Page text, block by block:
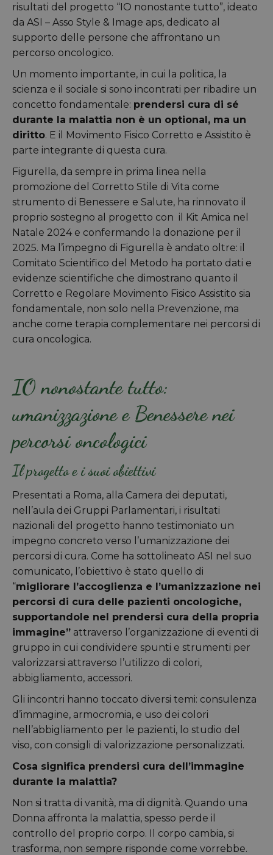
risultati del progetto “IO nonostante tutto”, ideato
da ASI – Asso Style & Image aps, dedicato al
supporto delle persone che affrontano un
percorso oncologico.
Un momento importante, in cui la politica, la
scienza e il sociale si sono incontrati per ribadire un
concetto fondamentale: prendersi cura di sé
durante la malattia non è un optional, ma un
diritto. E il Movimento Fisico Corretto e Assistito è
parte integrante di questa cura.
Figurella, da sempre in prima linea nella
promozione del Corretto Stile di Vita come
strumento di Benessere e Salute, ha rinnovato il
proprio sostegno al progetto con il Kit Amica nel
Natale 2024 e confermando la donazione per il
2025. Ma l’impegno di Figurella è andato oltre: il
Comitato Scientifico del Metodo ha portato dati e
evidenze scientifiche che dimostrano quanto il
Corretto e Regolare Movimento Fisico Assistito sia
fondamentale, non solo nella Prevenzione, ma
anche come terapia complementare nei percorsi di
cura oncologica.
IO nonostante tutto:
umanizzazione e Benessere nei
percorsi oncologici
Il progetto e i suoi obiettivi
Presentati a Roma, alla Camera dei deputati,
nell’aula dei Gruppi Parlamentari, i risultati
nazionali del progetto hanno testimoniato un
impegno concreto verso l’umanizzazione dei
percorsi di cura. Come ha sottolineato ASI nel suo
comunicato, l’obiettivo è stato quello di
“migliorare l’accoglienza e l’umanizzazione nei
percorsi di cura delle pazienti oncologiche,
supportandole nel prendersi cura della propria
immagine” attraverso l’organizzazione di eventi di
gruppo in cui condividere spunti e strumenti per
valorizzarsi attraverso l’utilizzo di colori,
abbigliamento, accessori.
Gli incontri hanno toccato diversi temi: consulenza
d’immagine, armocromia, e uso dei colori
nell’abbigliamento per le pazienti, lo studio del
viso, con consigli di valorizzazione personalizzati.
Cosa significa prendersi cura dell’immagine
durante la malattia?
Non si tratta di vanità, ma di dignità. Quando una
Donna affronta la malattia, spesso perde il
controllo del proprio corpo. Il corpo cambia, si
trasforma, non sempre risponde come vorrebbe.